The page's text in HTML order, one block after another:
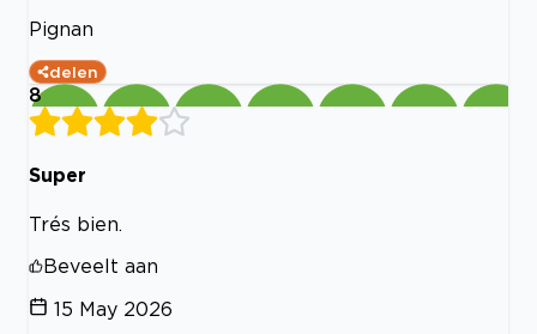
Pignan
delen
8
Super
Trés bien.
Beveelt aan
15 May 2026